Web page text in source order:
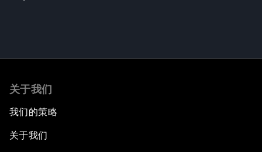
关于我们
我们的策略
关于我们